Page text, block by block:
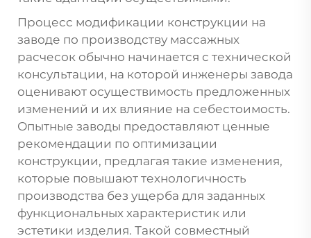
Процесс модификации конструкции на
заводе по производству массажных
расчесок обычно начинается с технической
консультации, на которой инженеры завода
оценивают осуществимость предложенных
изменений и их влияние на себестоимость.
Опытные заводы предоставляют ценные
рекомендации по оптимизации
конструкции, предлагая такие изменения,
которые повышают технологичность
производства без ущерба для заданных
функциональных характеристик или
эстетики изделия. Такой совместный